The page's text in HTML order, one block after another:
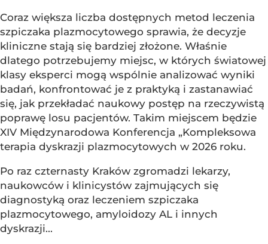
Coraz większa liczba dostępnych metod leczenia
szpiczaka plazmocytowego sprawia, że decyzje
kliniczne stają się bardziej złożone. Właśnie
dlatego potrzebujemy miejsc, w których światowej
klasy eksperci mogą wspólnie analizować wyniki
badań, konfrontować je z praktyką i zastanawiać
się, jak przekładać naukowy postęp na rzeczywistą
poprawę losu pacjentów. Takim miejscem będzie
XIV Międzynarodowa Konferencja „Kompleksowa
terapia dyskrazji plazmocytowych w 2026 roku.
Po raz czternasty Kraków zgromadzi lekarzy,
naukowców i klinicystów zajmujących się
diagnostyką oraz leczeniem szpiczaka
plazmocytowego, amyloidozy AL i innych
dyskrazji...